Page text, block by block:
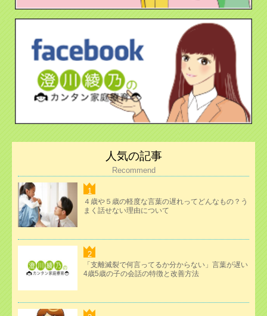
人気の記事
Recommend
４歳や５歳の軽度な言葉の遅れってどんなもの？う
まく話せない理由について
「支離滅裂で何言ってるか分からない」言葉が遅い
4歳5歳の子の会話の特徴と改善方法